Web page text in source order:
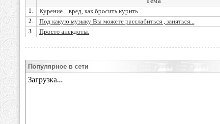
1. Курение... вред, как бросить курить
2. Под какую музыку Вы можете расслабиться , заняться...
3. Просто анекдоты.
Популярное в сети